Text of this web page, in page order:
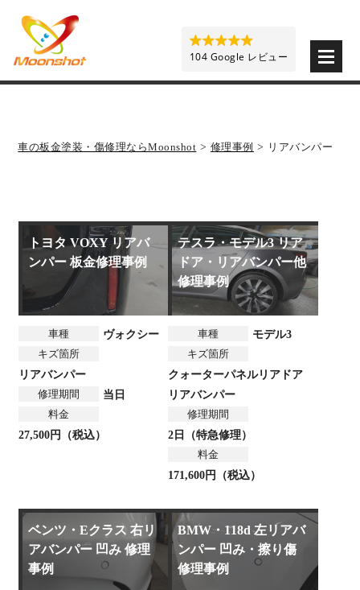
車の板金塗装・傷修理ならMoonshot > 修理事例 > リアバンパー
トヨタ VOXY リアバ
ンパー 板金修理事例
車種
ヴォクシー
キズ箇所
リアバンパー
修理期間
当日
料金
27,500円（税込）
テスラ・モデル3 リア
ドア・リアバンパー他
修理事例
車種
モデル3
キズ箇所
クォーターパネルリアドア
リアバンパー
修理期間
2日（特急修理）
料金
171,600円（税込）
ベンツ・Eクラス 右リ
アバンパー 凹み 修理
事例
BMW・118d 左リアバ
ンパー 凹み・擦り傷
修理事例
104 Google レビュー